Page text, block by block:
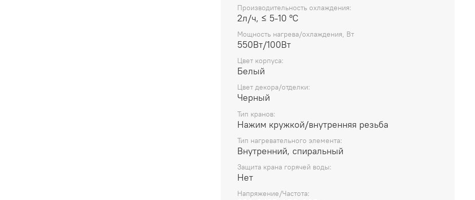
Производительность охлаждения:
2л/ч, ≤ 5-10 °С
Мощность нагрева/охлаждения, Вт
550Вт/100Вт
Цвет корпуса:
Белый
Цвет декора/отделки:
Черный
Тип кранов:
Нажим кружкой/внутренняя резьба
Тип нагревательного элемента:
Внутренний, спиральный
Защита крана горячей воды:
Нет
Напряжение/Частота: